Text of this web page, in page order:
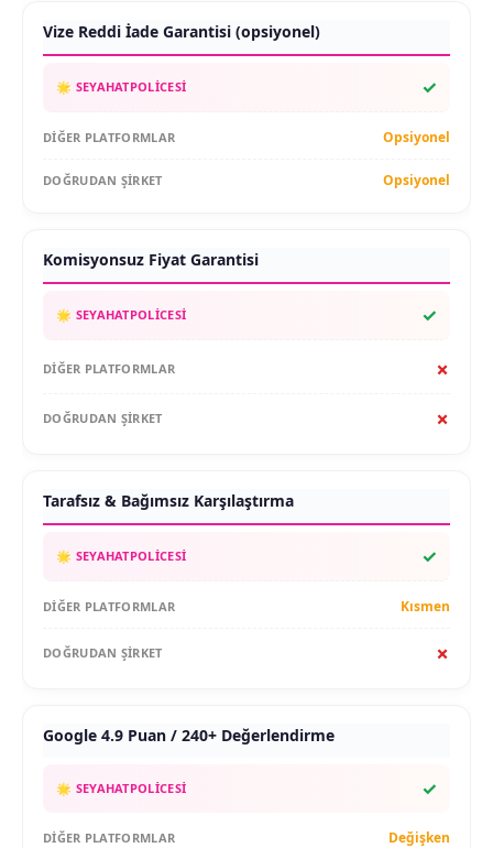
Vize Reddi İade Garantisi (opsiyonel)
✓
Opsiyonel
Opsiyonel
Komisyonsuz Fiyat Garantisi
✓
✗
✗
Tarafsız & Bağımsız Karşılaştırma
✓
Kısmen
✗
Google 4.9 Puan / 240+ Değerlendirme
✓
Değişken